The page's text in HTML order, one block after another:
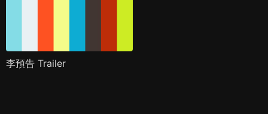
李預告 Trailer